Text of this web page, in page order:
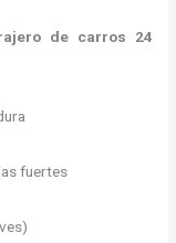
de carros 24
fuertes